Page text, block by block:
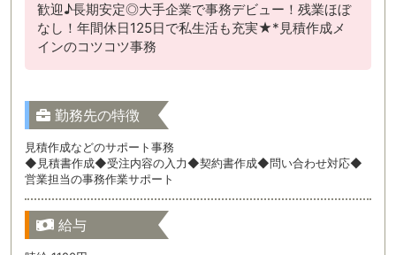
歓迎♪長期安定◎大手企業で事務デビュー！残業ほぼ
なし！年間休日125日で私生活も充実★*見積作成メ
インのコツコツ事務
勤務先の特徴
見積作成などのサポート事務
◆見積書作成◆受注内容の入力◆契約書作成◆問い合わせ対応◆
営業担当の事務作業サポート
給与